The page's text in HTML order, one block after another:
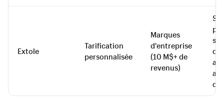
Extole
Tarification
personnalisée
Marques
d'entreprise
(10 M$+ de
revenus)
des